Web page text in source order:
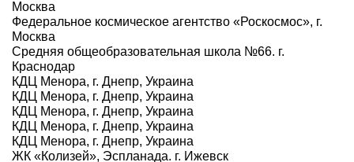
Москва
Федеральное космическое агентство «Роскосмос», г.
Москва
Средняя общеобразовательная школа №66. г.
Краснодар
КДЦ Менора, г. Днепр, Украина
КДЦ Менора, г. Днепр, Украина
КДЦ Менора, г. Днепр, Украина
КДЦ Менора, г. Днепр, Украина
КДЦ Менора, г. Днепр, Украина
ЖК «Колизей», Эспланада. г. Ижевск